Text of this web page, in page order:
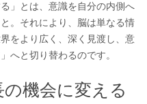
」とは、意識を自分の内側へ
。それにより、脳は単なる情
をより広く、深く見渡し、意
へと切り替わるのです。
機会に変える